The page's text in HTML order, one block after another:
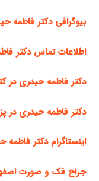
بیوگرافی دکتر فاطمه
اطلاعات تماس دکتر
دکتر فاطمه حیدری در
دکتر فاطمه حیدری
اینستاگرام دکتر فاطمه
جراح فک و صورت